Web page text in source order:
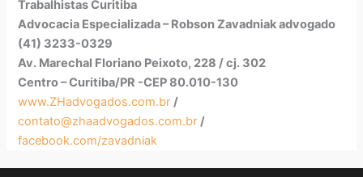
Trabalhistas Curitiba
Advocacia Especializada – Robson Zavadniak advogado
(41) 3233-0329
Av. Marechal Floriano Peixoto, 228 / cj. 302
Centro – Curitiba/PR -CEP 80.010-130
www.ZHadvogados.com.br /
contato@zhaadvogados.com.br /
facebook.com/zavadniak